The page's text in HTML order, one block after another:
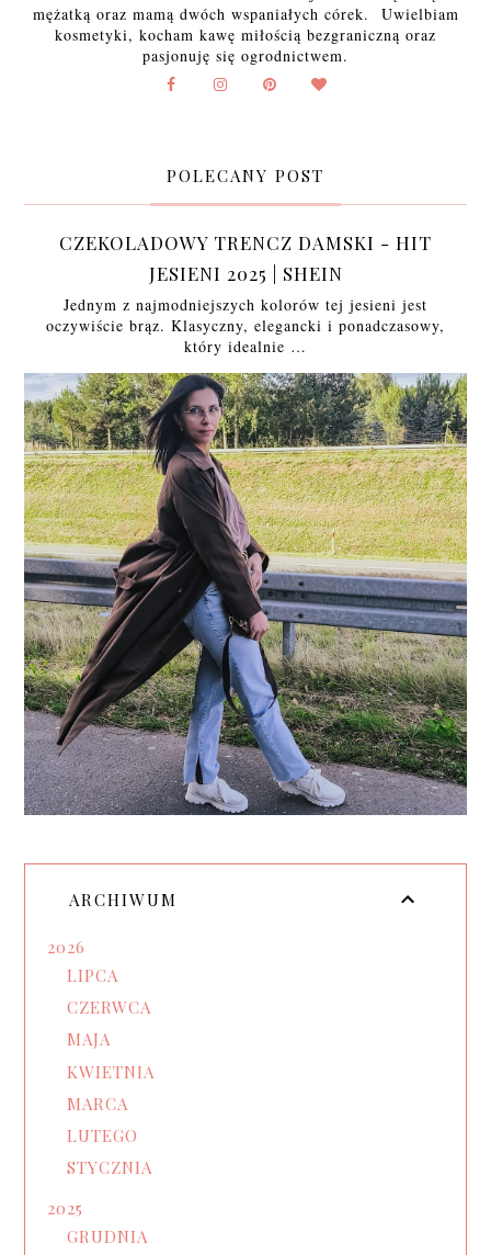
mężatką oraz mamą dwóch wspaniałych córek. Uwielbiam
kosmetyki, kocham kawę miłością bezgraniczną oraz
pasjonuję się ogrodnictwem.
POLECANY POST
CZEKOLADOWY TRENCZ DAMSKI - HIT
JESIENI 2025 | SHEIN
Jednym z najmodniejszych kolorów tej jesieni jest
oczywiście brąz. Klasyczny, elegancki i ponadczasowy,
który idealnie …
ARCHIWUM
2026
LIPCA
CZERWCA
MAJA
KWIETNIA
MARCA
LUTEGO
STYCZNIA
2025
GRUDNIA